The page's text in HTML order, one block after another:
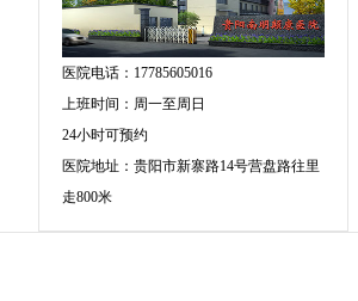
医院电话：17785605016
上班时间：周一至周日
24小时可预约
医院地址：贵阳市新寨路14号营盘路往里
走800米